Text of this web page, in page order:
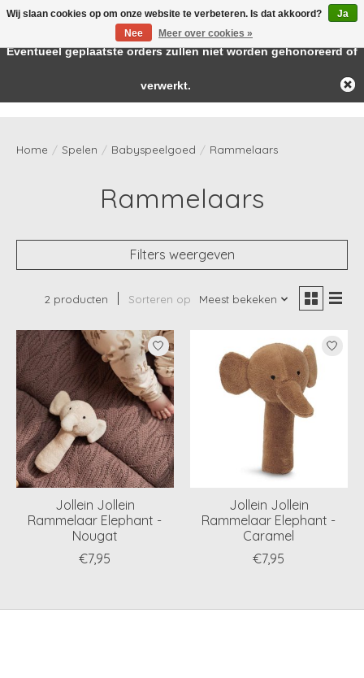
Home / Spelen / Babyspeelgoed / Rammelaars
Rammelaars
Filters weergeven
2 producten Sorteren op Meest bekeken
Jollein Jollein
Rammelaar Elephant -
Nougat
€7,95
Jollein Jollein
Rammelaar Elephant -
Caramel
€7,95
Wij slaan cookies op om onze website te verbeteren. Is dat akkoord?
Ja
Nee
Meer over cookies »
← Keer terug naar de backofficeDeze winkel is in aanbouw.
Eventueel geplaatste orders zullen niet worden gehonoreerd of
verwerkt.